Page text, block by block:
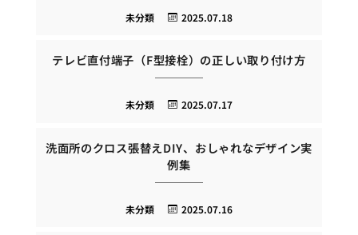
2025.07.18
未分類
テレビ直付端子（F型接栓）の正しい取り付け方
2025.07.17
未分類
洗面所のクロス張替えDIY、おしゃれなデザイン実
例集
2025.07.16
未分類